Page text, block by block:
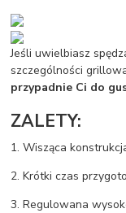
Jeśli uwielbiasz
szczególności
przypadnie Ci do
ZALETY:
1. Wisząca
2. Krótki czas
3. Regulowana